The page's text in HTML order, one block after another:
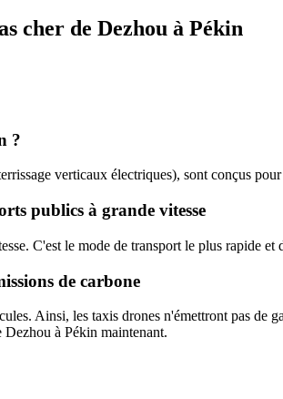
cher de Dezhou à Pékin
?
verticaux électriques), sont conçus
publics à grande vitesse
C'est le mode de transport le plus rapide
de carbone
Ainsi, les taxis drones n'émettront pas de
à Pékin maintenant.